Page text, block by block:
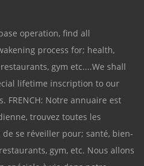
operation, find all
process for; health,
gym etc....We shall
lifetime inscription to our
FRENCH: Notre annuaire est
trouvez toutes les
se réveiller pour; santé, bien-
gym, etc. Nous allons